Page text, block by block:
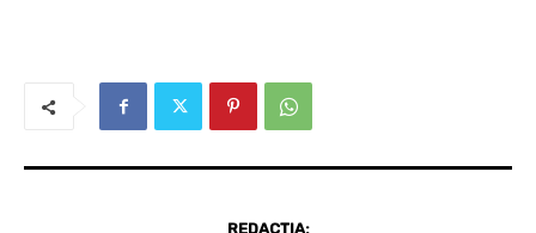
REDACȚIA: